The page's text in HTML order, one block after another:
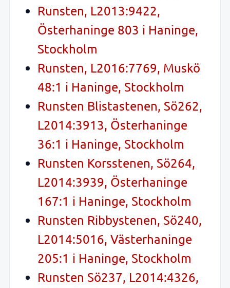
Runsten, L2013:9422,
Österhaninge 803 i Haninge,
Stockholm
Runsten, L2016:7769, Muskö
48:1 i Haninge, Stockholm
Runsten Blistastenen, Sö262,
L2014:3913, Österhaninge
36:1 i Haninge, Stockholm
Runsten Korsstenen, Sö264,
L2014:3939, Österhaninge
167:1 i Haninge, Stockholm
Runsten Ribbystenen, Sö240,
L2014:5016, Västerhaninge
205:1 i Haninge, Stockholm
Runsten Sö237, L2014:4326,